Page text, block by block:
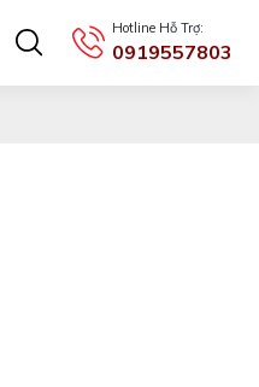
Hotline Hỗ Trợ:
0919557803